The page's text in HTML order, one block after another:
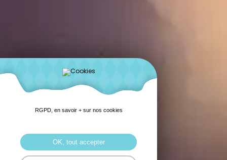
RGPD, en savoir + sur nos cookies
OK, tout accepter